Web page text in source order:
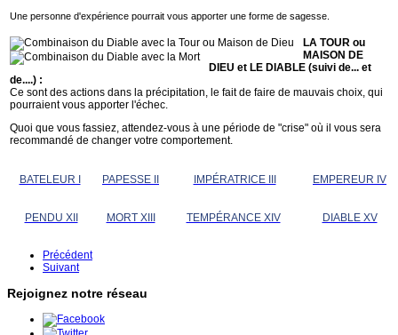
Une personne d'expérience pourrait vous apporter une forme de sagesse.
LA TOUR ou
MAISON DE
DIEU et LE DIABLE (suivi de... et
de....) :
Ce sont des actions dans la précipitation, le fait de faire de mauvais choix, qui
pourraient vous apporter l'échec.
Quoi que vous fassiez, attendez-vous à une période de "crise" où il vous sera
recommandé de changer votre comportement.
BATELEUR I PAPESSE II IMPÉRATRICE III EMPEREUR IV
PENDU XII MORT XIII TEMPÉRANCE XIV DIABLE XV
Précédent
Suivant
Rejoignez notre réseau